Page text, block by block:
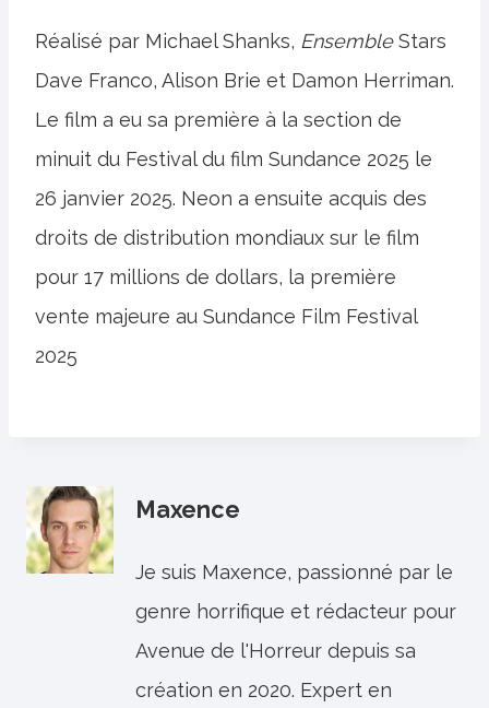
Réalisé par Michael Shanks, EnsembleStars
Dave Franco, Alison Brie et Damon Herriman.
Le film a eu sa première à la section de
minuit du Festival du film Sundance 2025 le
26 janvier 2025. Neon a ensuite acquis des
droits de distribution mondiaux sur le film
pour 17 millions de dollars, la première
vente majeure au Sundance Film Festival
2025
Maxence
Je suis Maxence, passionné par le
genre horrifique et rédacteur pour
Avenue de l'Horreur depuis sa
création en 2020. Expert en